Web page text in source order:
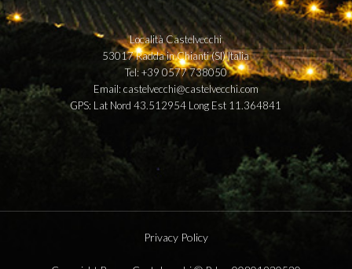
Località Castelvecchi
53017 Radda in Chianti (SI) Italia
Tel: +39 0577 738050
Email: castelvecchi@castelvecchi.com
GPS: Lat Nord 43.512954 Long Est 11.364841
Privacy Policy